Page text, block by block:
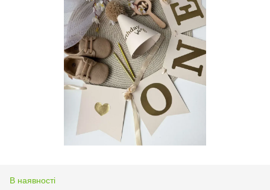
В наявності